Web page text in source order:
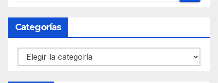
Categorías
Categorías